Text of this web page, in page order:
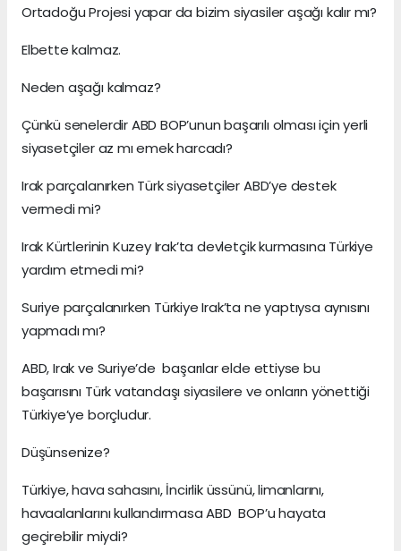
Ortadoğu Projesi yapar da bizim siyasiler aşağı kalır mı?
Elbette kalmaz.
Neden aşağı kalmaz?
Çünkü senelerdir ABD BOP’unun başarılı olması için yerli
siyasetçiler az mı emek harcadı?
Irak parçalanırken Türk siyasetçiler ABD’ye destek
vermedi mi?
Irak Kürtlerinin Kuzey Irak’ta devletçik kurmasına Türkiye
yardım etmedi mi?
Suriye parçalanırken Türkiye Irak’ta ne yaptıysa aynısını
yapmadı mı?
ABD, Irak ve Suriye’de başarılar elde ettiyse bu
başarısını Türk vatandaşı siyasilere ve onların yönettiği
Türkiye’ye borçludur.
Düşünsenize?
Türkiye, hava sahasını, İncirlik üssünü, limanlarını,
havaalanlarını kullandırmasa ABD BOP’u hayata
geçirebilir miydi?